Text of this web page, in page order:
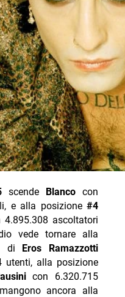
scende Blancocon
e alla posizione#4
4.895.308 ascoltatori
vede tornare alla
di Eros Ramazzotti
utenti, alla posizione
con 6.320.715
ancora alla